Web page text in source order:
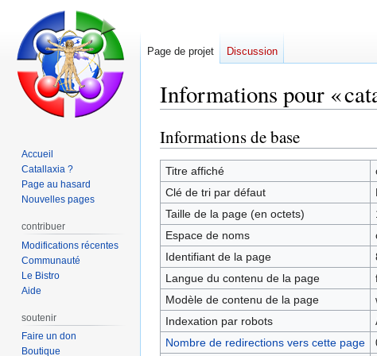
Informations pour «
Aller
à
la
navigation
Aller
à
la
recherche
Informations de base
Titre affiché
Clé de tri par défaut
Taille de la page (en octets)
Espace de noms
Identifiant de la page
Langue du contenu de la page
Modèle de contenu de la page
Indexation par robots
Nombre de redirections vers cette page
Page de projet Discussion
Accueil
Catallaxia ?
Page au hasard
Nouvelles pages
contribuer
Modifications récentes
Communauté
Le Bistro
Aide
soutenir
Faire un don
Boutique